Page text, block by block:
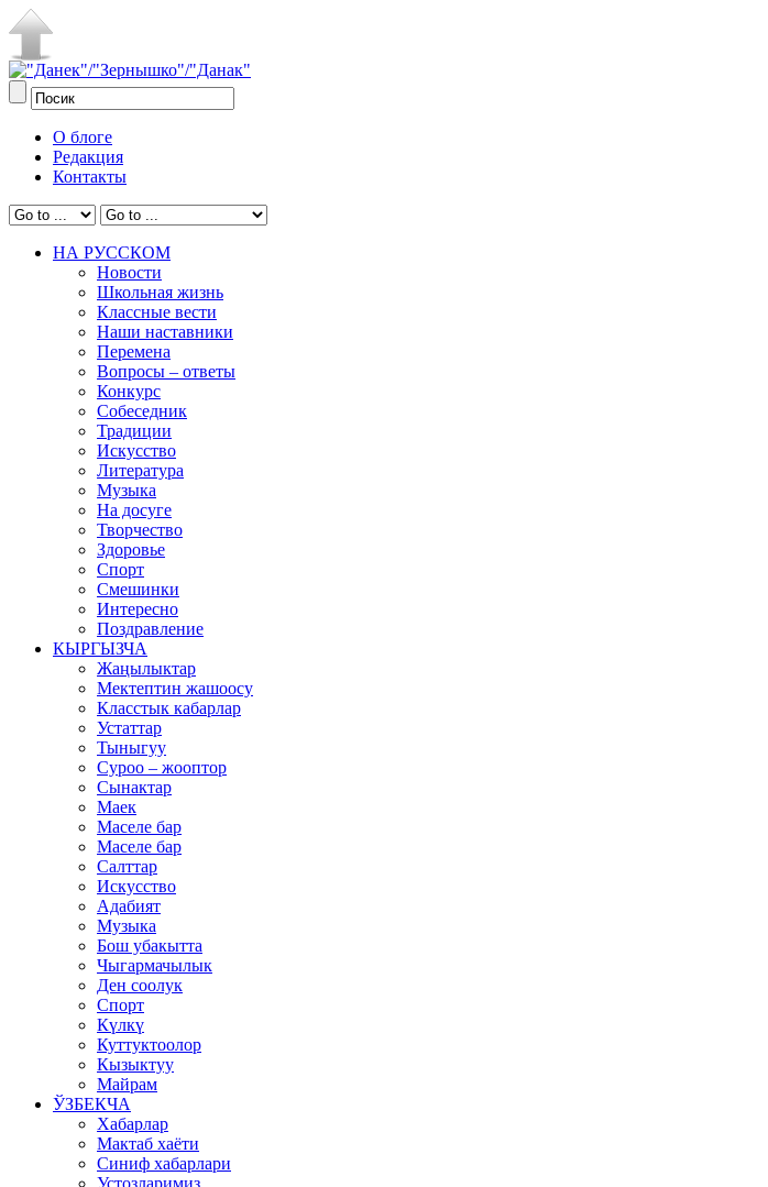
О блоге
Редакция
Контакты
НА РУССКОМ
Новости
Школьная жизнь
Классные вести
Наши наставники
Перемена
Вопросы – ответы
Конкурс
Собеседник
Традиции
Искусство
Литература
Музыка
На досуге
Творчество
Здоровье
Спорт
Смешинки
Интересно
Поздравление
КЫРГЫЗЧА
Жаңылыктар
Мектептин жашоосу
Класстык кабарлар
Устаттар
Тыныгуу
Суроо – жооптор
Сынактар
Маек
Маселе бар
Маселе бар
Салттар
Искусство
Адабият
Музыка
Бош убакытта
Чыгармачылык
Ден соолук
Спорт
Күлкү
Куттуктоолор
Кызыктуу
Майрам
ЎЗБЕКЧА
Хабарлар
Мактаб хаёти
Синиф хабарлари
Устозларимиз